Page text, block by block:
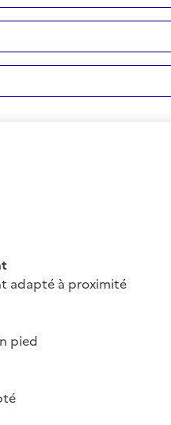
adapté à proximité
pied